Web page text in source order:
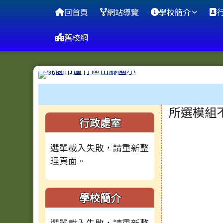
桃園市蘆竹區山腳國小
導覽列 回首頁 網站導覽 學校簡介
舊校網
左邊區域內容
行政處室
選單載入失敗，請重新整
理頁面。
學校簡介
主內容
所選模組
頁尾區域